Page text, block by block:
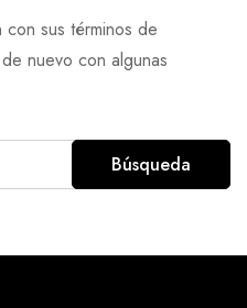
sus términos de
nuevo con algunas
Búsqueda